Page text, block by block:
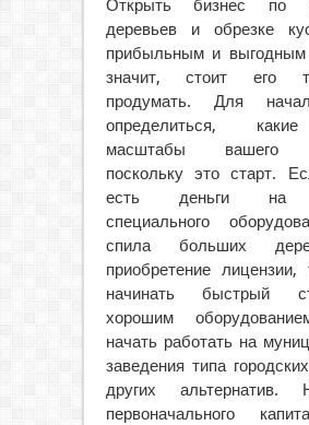
Открыть бизнес по
деревьев и обрезке
прибыльным и выгодным
значит, стоит его
продумать. Для
определиться,
масштабы вашего
поскольку это старт.
есть деньги на
специального
спила больших
приобретение
начинать быстрый
хорошим
начать работать на
заведения типа
других
первоначального